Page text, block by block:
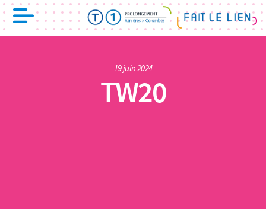
19 juin 2024
TW20